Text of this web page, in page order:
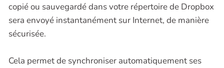
copié ou sauvegardé dans votre répertoire de Dropbox
sera envoyé instantanément sur Internet, de manière
sécurisée.
Cela permet de synchroniser automatiquement ses